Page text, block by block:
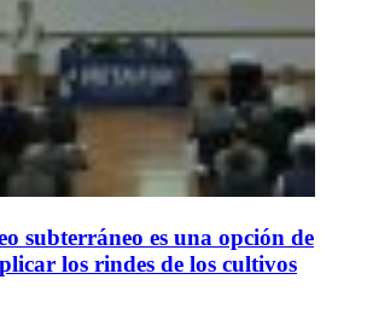
subterráneo es una opción de
los rindes de los cultivos